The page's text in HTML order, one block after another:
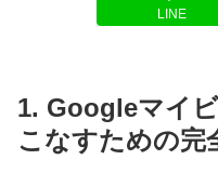
LINE
1. Googleマイ
こなすための完